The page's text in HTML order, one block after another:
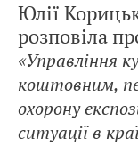
Юлії
розповіла
«Управління
коштовним,
охорону
ситуації в